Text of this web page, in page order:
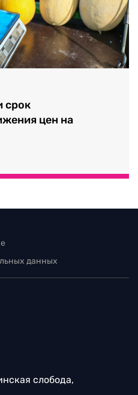
срок
цен на
данных
слобода,